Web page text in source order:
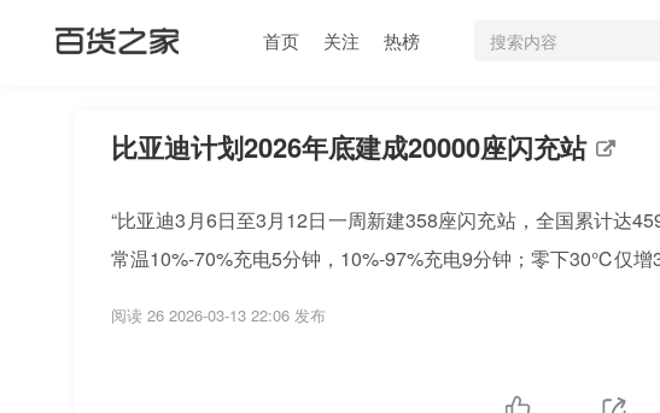
首页 关注 热榜
比亚迪计划2026年底建成20000座闪充站
“比亚迪3月6日至3月12日一周新建358座闪充站，全国累计达
常温10%-70%充电5分钟，10%-97%充电9分钟；零下30℃仅增
阅读 26 2026-03-13 22:06 发布